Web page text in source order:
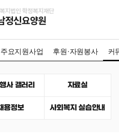
주요지원사업 후원·자원봉사 커
사 갤러리 자료실
용정보 사회복지 실습안내